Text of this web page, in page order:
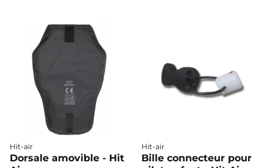
ergonomie remarquable, pour
conjuguer sécurité et liberté de
mouvement maximale.
Hit-air
Dorsale amovible - Hit
Hit-air
Bille connecteur pour